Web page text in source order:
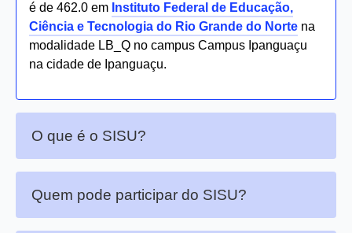
é de 462.0 em Instituto Federal de Educação,
Ciência e Tecnologia do Rio Grande do Norte na
modalidade LB_Q no campus Campus Ipanguaçu
na cidade de Ipanguaçu.
O que é o SISU?
Quem pode participar do SISU?